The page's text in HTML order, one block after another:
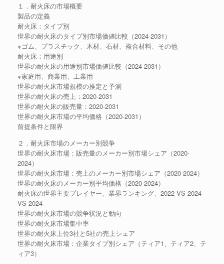
１．耐火床の市場概要
製品の定義
耐火床：タイプ別
世界の耐火床のタイプ別市場価値比較（2024-2031）
※ゴム、プラスチック、木材、石材、複合材料、その他
耐火床：用途別
世界の耐火床の用途別市場価値比較（2024-2031）
※家庭用、商業用、工業用
世界の耐火床市場規模の推定と予測
世界の耐火床の売上：2020-2031
世界の耐火床の販売量：2020-2031
世界の耐火床市場の平均価格（2020-2031）
前提条件と限界
２．耐火床市場のメーカー別競争
世界の耐火床市場：販売量のメーカー別市場シェア（2020-
2024）
世界の耐火床市場：売上のメーカー別市場シェア（2020-2024）
世界の耐火床のメーカー別平均価格（2020-2024）
耐火床の世界主要プレイヤー、業界ランキング、2022 VS 2024
VS 2024
世界の耐火床市場の競争状況と動向
世界の耐火床市場集中率
世界の耐火床上位3社と5社の売上シェア
世界の耐火床市場：企業タイプ別シェア（ティア1、ティア2、テ
ィア3）